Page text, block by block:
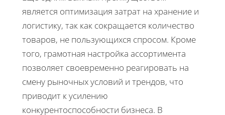
является оптимизация затрат на хранение и
логистику, так как сокращается количество
товаров, не пользующихся спросом. Кроме
того, грамотная настройка ассортимента
позволяет своевременно реагировать на
смену рыночных условий и трендов, что
приводит к усилению
конкурентоспособности бизнеса. В